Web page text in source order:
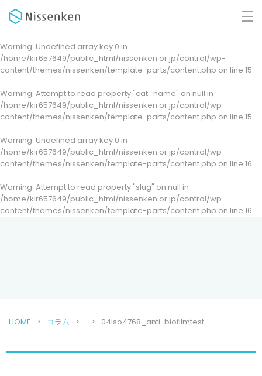
Warning: Undefined array key 0 in
/home/kir657649/public_html/nissenken.or.jp/control/wp-
content/themes/nissenken/template-parts/content.php on line 15
Warning: Attempt to read property "cat_name" on null in
/home/kir657649/public_html/nissenken.or.jp/control/wp-
content/themes/nissenken/template-parts/content.php on line 15
Warning: Undefined array key 0 in
/home/kir657649/public_html/nissenken.or.jp/control/wp-
content/themes/nissenken/template-parts/content.php on line 16
Warning: Attempt to read property "slug" on null in
/home/kir657649/public_html/nissenken.or.jp/control/wp-
content/themes/nissenken/template-parts/content.php on line 16
HOME コラム 04iso4768_anti-biofilmtest